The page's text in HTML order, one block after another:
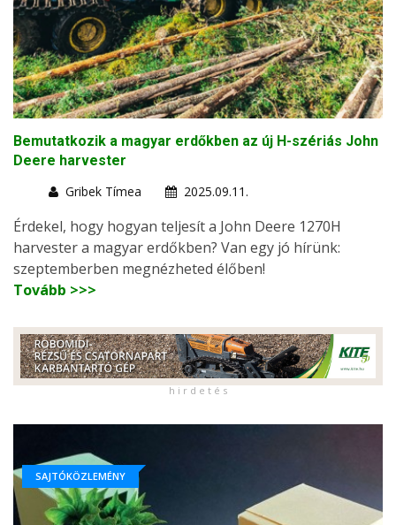
Bemutatkozik a magyar erdőkben az új H-szériás John
Deere harvester
Gribek Tímea
2025.09.11.
Érdekel, hogy hogyan teljesít a John Deere 1270H
harvester a magyar erdőkben? Van egy jó hírünk:
szeptemberben megnézheted élőben!
Tovább >>>
h i r d e t é s
SAJTÓKÖZLEMÉNY